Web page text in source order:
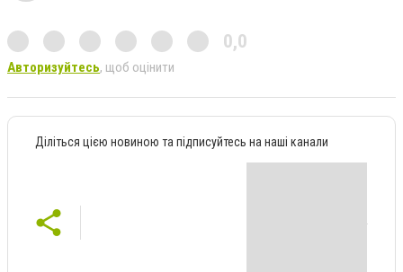
0,0
Авторизуйтесь, щоб оцінити
Діліться цією новиною та підписуйтесь на наші канали